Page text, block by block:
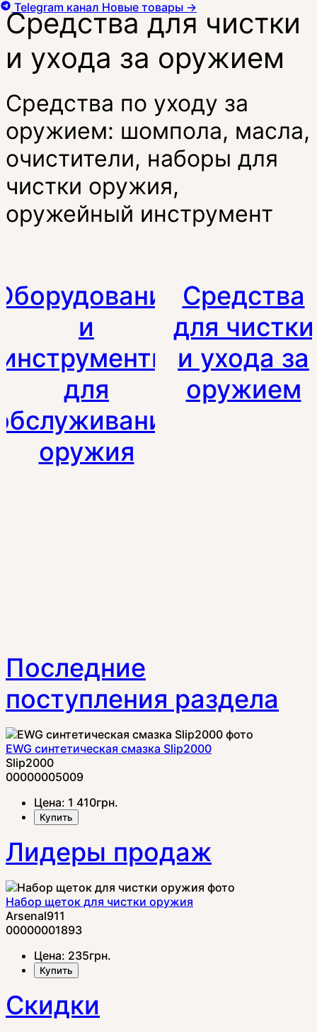
Средства для чистки
и ухода за оружием
Средства по уходу за
оружием: шомпола, масла,
очистители, наборы для
чистки оружия,
оружейный инструмент
и
инструменты
для
оружия
Средства
для чистки
и ухода за
оружием
Последние
поступления раздела
EWG синтетическая смазка Slip2000
Slip2000
00000005009
Цена: 1 410грн.
Купить
Лидеры продаж
Набор щеток для чистки оружия
Arsenal911
00000001893
Цена: 235грн.
Купить
Скидки
Telegram канал Новые товары →